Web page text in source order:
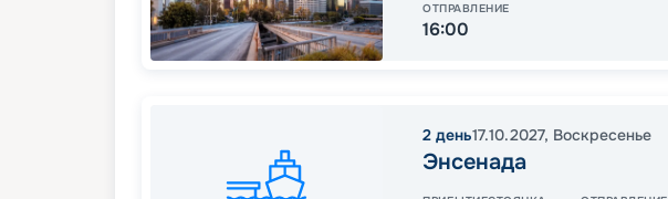
ОТПРАВЛЕНИЕ
16:00
2 день17.10.2027, Воскресенье
Энсенада